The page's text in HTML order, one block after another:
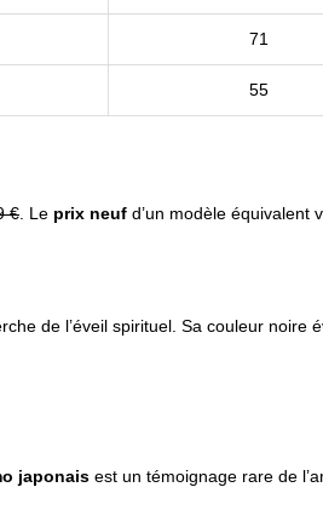
71
55
€. Le prix neuf d’un modèle équivalent
de l’éveil spirituel. Sa couleur noire
japonais est un témoignage rare de